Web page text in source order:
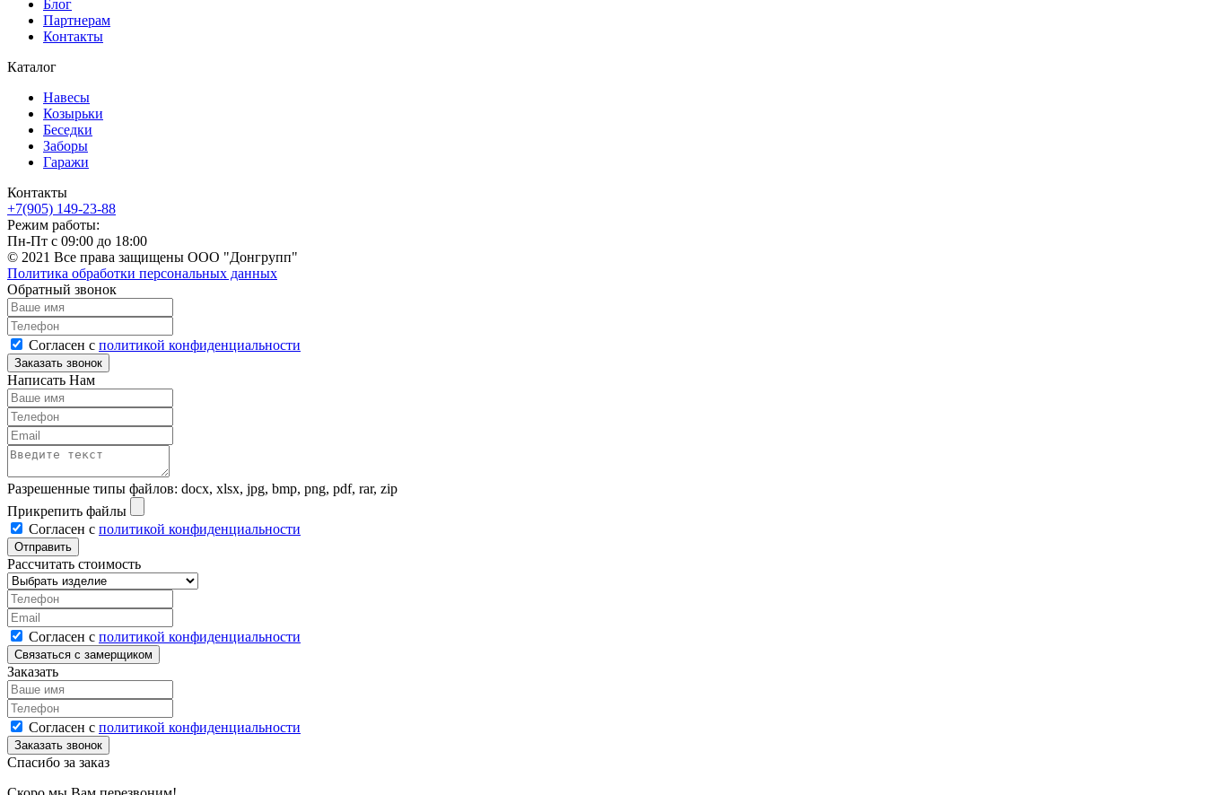
Блог
Партнерам
Контакты
Каталог
Навесы
Козырьки
Беседки
Заборы
Гаражи
Контакты
+7(905) 149-23-88
Режим работы:
Пн-Пт с 09:00 до 18:00
© 2021 Все права защищены ООО "Донгрупп"
Политика обработки персональных данных
Обратный звонок
Согласен с политикой конфиденциальности
Написать Нам
Разрешенные типы файлов: docx, xlsx, jpg, bmp, png, pdf, rar, zip
Прикрепить файлы
Согласен с политикой конфиденциальности
Рассчитать стоимость
Согласен с политикой конфиденциальности
Заказать
Согласен с политикой конфиденциальности
Спасибо за заказ